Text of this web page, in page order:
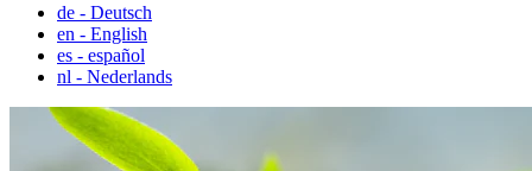
de - Deutsch
en - English
es - español
nl - Nederlands